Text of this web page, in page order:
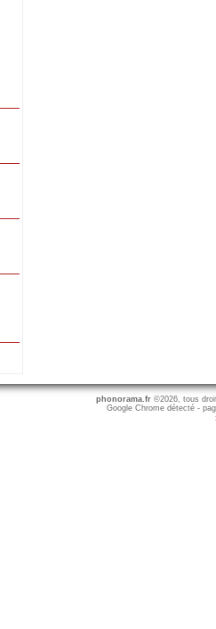
phonorama.fr©2026, tous
Google Chrome détecté -